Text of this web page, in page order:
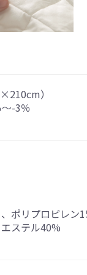
）
-3％
ポリプロピレン
ステル40%